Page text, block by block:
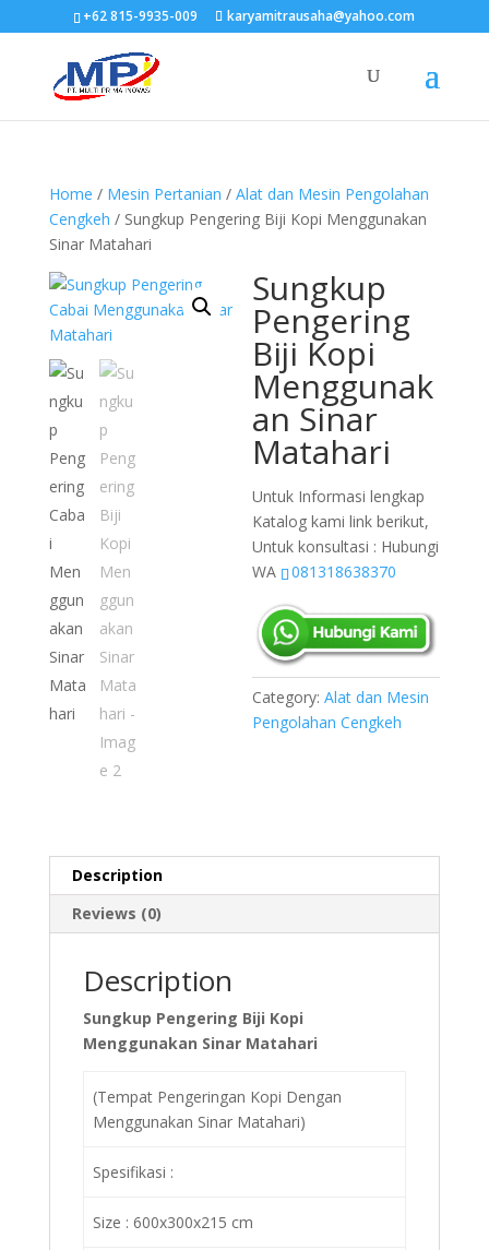
+62 815-9935-009 karyamitrausaha@yahoo.com
Home / Mesin Pertanian / Alat dan Mesin Pengolahan
Cengkeh / Sungkup Pengering Biji Kopi Menggunakan
Sinar Matahari
Sungkup
Pengering
Biji Kopi
Menggunak
an Sinar
Matahari
Untuk Informasi lengkap
Katalog kami link berikut,
Untuk konsultasi : Hubungi
WA
081318638370
Category:Alat dan Mesin
Pengolahan Cengkeh
Description
Reviews (0)
Description
Sungkup Pengering Biji Kopi
Menggunakan Sinar Matahari
(Tempat Pengeringan Kopi Dengan
Menggunakan Sinar Matahari)
Spesifikasi :
Size : 600x300x215 cm